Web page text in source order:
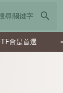
search
父親節送